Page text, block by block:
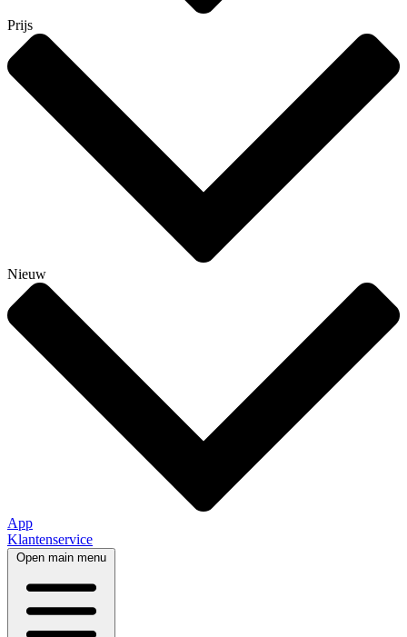
Prijs
Nieuw
App
Klantenservice
Open main menu